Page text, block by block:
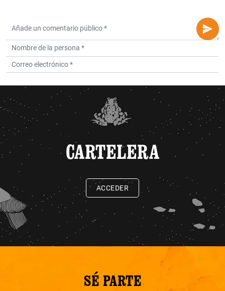
CARTELERA
ACCEDER
SÉ PARTE